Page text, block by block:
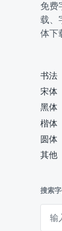
免费
载、
体下
书法
宋体
黑体
楷体
圆体
其他
搜索